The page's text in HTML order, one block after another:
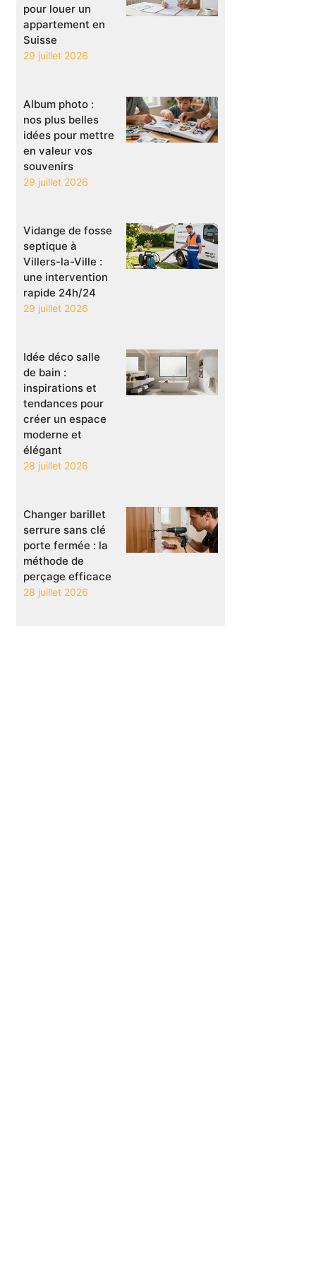
pour louer un
appartement en
Suisse
29 juillet 2026
Album photo :
nos plus belles
idées pour mettre
en valeur vos
souvenirs
29 juillet 2026
Vidange de fosse
septique à
Villers-la-Ville :
une intervention
rapide 24h/24
29 juillet 2026
Idée déco salle
de bain :
inspirations et
tendances pour
créer un espace
moderne et
élégant
28 juillet 2026
Changer barillet
serrure sans clé
porte fermée : la
méthode de
perçage efficace
28 juillet 2026